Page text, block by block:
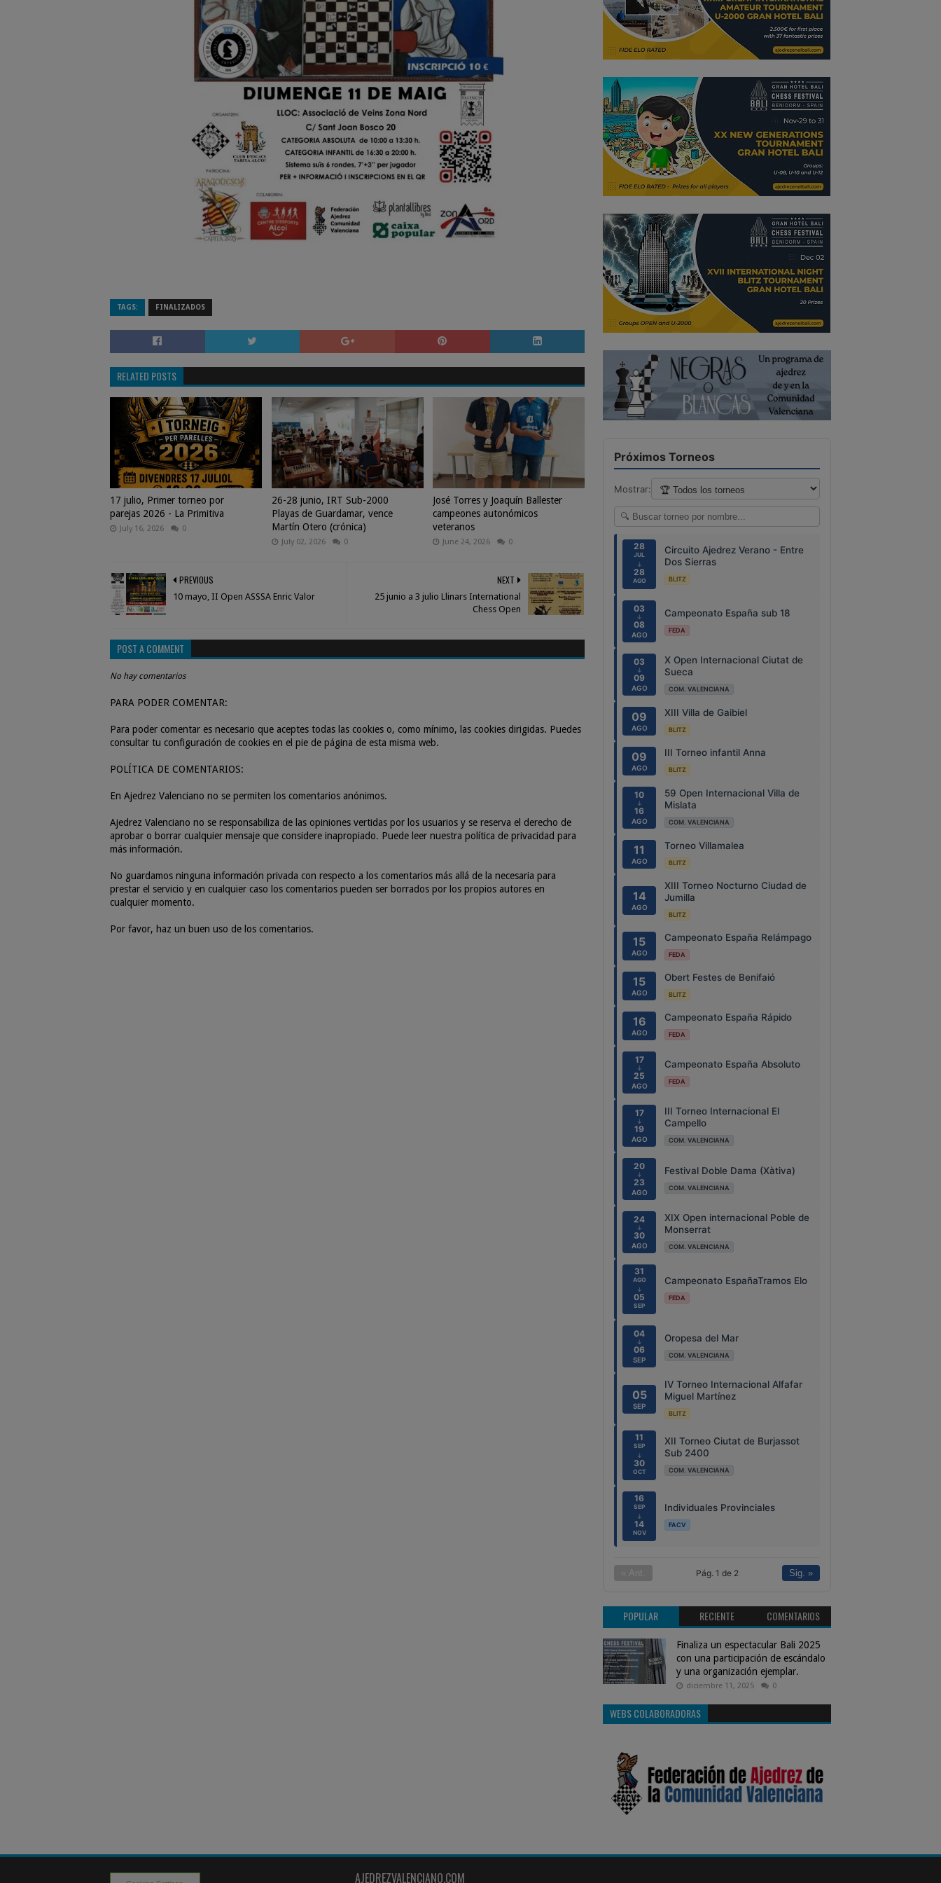
TAGS: FINALIZADOS
RELATED POSTS
17 julio, Primer torneo por
parejas 2026 - La Primitiva
July 16, 2026 0
26-28 junio, IRT Sub-2000
Playas de Guardamar, vence
Martín Otero (crónica)
July 02, 2026 0
José Torres y Joaquín Ballester
campeones autonómicos
veteranos
June 24, 2026 0
NEXT
25 junio a 3 julio Llinars International
Chess Open
PREVIOUS
10 mayo, II Open ASSSA Enric Valor
POST A COMMENT
No hay comentarios
PARA PODER COMENTAR:
Para poder comentar es necesario que aceptes todas las cookies o, como mínimo, las cookies dirigidas. Puedes
consultar tu configuración de cookies en el pie de página de esta misma web.
POLÍTICA DE COMENTARIOS:
En Ajedrez Valenciano no se permiten los comentarios anónimos.
Ajedrez Valenciano no se responsabiliza de las opiniones vertidas por los usuarios y se reserva el derecho de
aprobar o borrar cualquier mensaje que considere inapropiado. Puede leer nuestra política de privacidad para
más información.
No guardamos ninguna información privada con respecto a los comentarios más allá de la necesaria para
prestar el servicio y en cualquier caso los comentarios pueden ser borrados por los propios autores en
cualquier momento.
Por favor, haz un buen uso de los comentarios.
Próximos Torneos
Mostrar:
28
JUL
↓
28
AGO
Circuito Ajedrez Verano - Entre
Dos Sierras
BLITZ
03
↓
08
AGO
Campeonato España sub 18
FEDA
03
↓
09
AGO
X Open Internacional Ciutat de
Sueca
COM. VALENCIANA
09
AGO
XIII Villa de Gaibiel
BLITZ
09
AGO
III Torneo infantil Anna
BLITZ
10
↓
16
AGO
59 Open Internacional Villa de
Mislata
COM. VALENCIANA
11
AGO
Torneo Villamalea
BLITZ
14
AGO
XIII Torneo Nocturno Ciudad de
Jumilla
BLITZ
15
AGO
Campeonato España Relámpago
FEDA
15
AGO
Obert Festes de Benifaió
BLITZ
16
AGO
Campeonato España Rápido
FEDA
17
↓
25
AGO
Campeonato España Absoluto
FEDA
17
↓
19
AGO
III Torneo Internacional El
Campello
COM. VALENCIANA
20
↓
23
AGO
Festival Doble Dama (Xàtiva)
COM. VALENCIANA
24
↓
30
AGO
XIX Open internacional Poble de
Monserrat
COM. VALENCIANA
31
AGO
↓
05
SEP
Campeonato EspañaTramos Elo
FEDA
04
↓
06
SEP
Oropesa del Mar
COM. VALENCIANA
05
SEP
IV Torneo Internacional Alfafar
Miguel Martínez
BLITZ
11
SEP
↓
30
OCT
XII Torneo Ciutat de Burjassot
Sub 2400
COM. VALENCIANA
16
SEP
↓
14
NOV
Individuales Provinciales
FACV
« Ant. Pág. 1 de 2 Sig. »
POPULAR RECIENTE COMENTARIOS
Finaliza un espectacular Bali 2025
con una participación de escándalo
y una organización ejemplar.
diciembre 11, 2025 0
WEBS COLABORADORAS
AJEDREZVALENCIANO.COM